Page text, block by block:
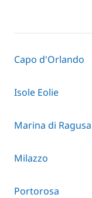
Capo d'Orlando
Isole Eolie
Marina di Ragusa
Milazzo
Portorosa